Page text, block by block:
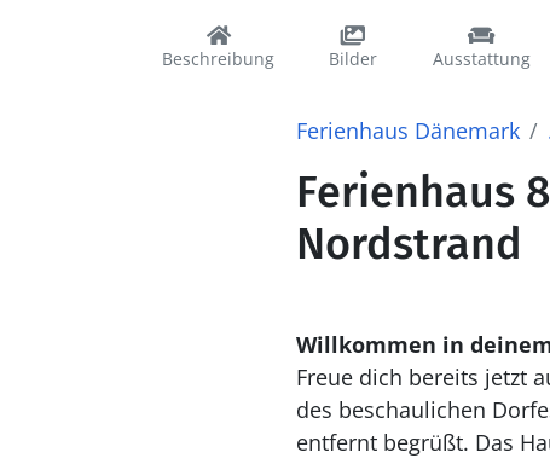
Beschreibung Bilder Ausstattung
Ferienhaus Dänemark
Ferienhaus
Nordstrand
Willkommen in
Freue dich bereits jetzt
des beschaulichen
entfernt begrüßt. Das